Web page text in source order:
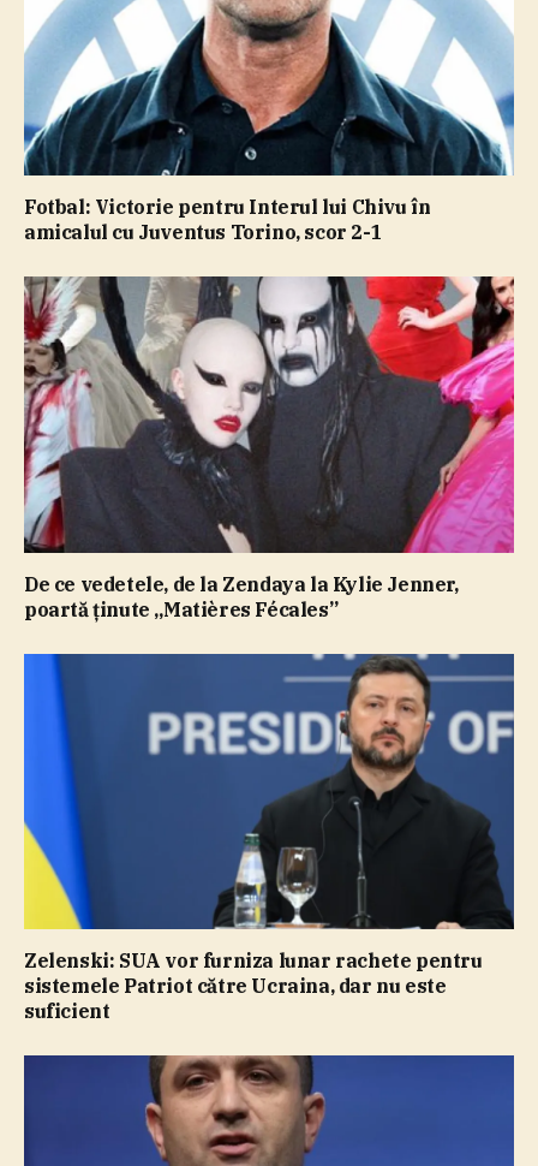
Fotbal: Victorie pentru Interul lui Chivu în
amicalul cu Juventus Torino, scor 2-1
De ce vedetele, de la Zendaya la Kylie Jenner,
poartă ţinute „Matières Fécales”
Zelenski: SUA vor furniza lunar rachete pentru
sistemele Patriot către Ucraina, dar nu este
suficient